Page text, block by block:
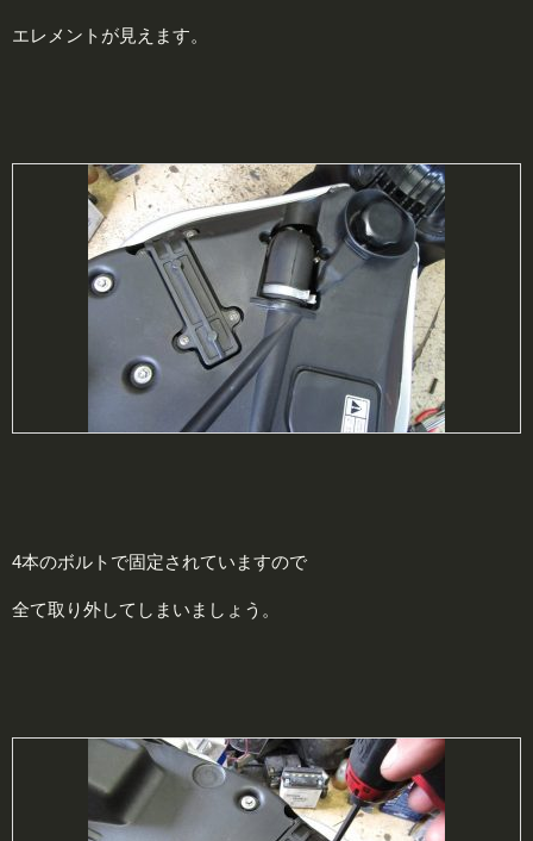
エレメントが見えます。
4本のボルトで固定されていますので
全て取り外してしまいましょう。